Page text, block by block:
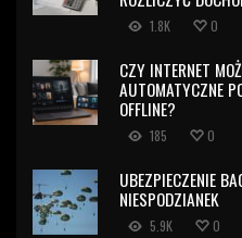
1.8K 0
CZY INTERNET
AUTOMATYCZNE
OFFLINE?
185 0
UBEZPIECZENIE
NIESPODZIANEK
5.9K 0